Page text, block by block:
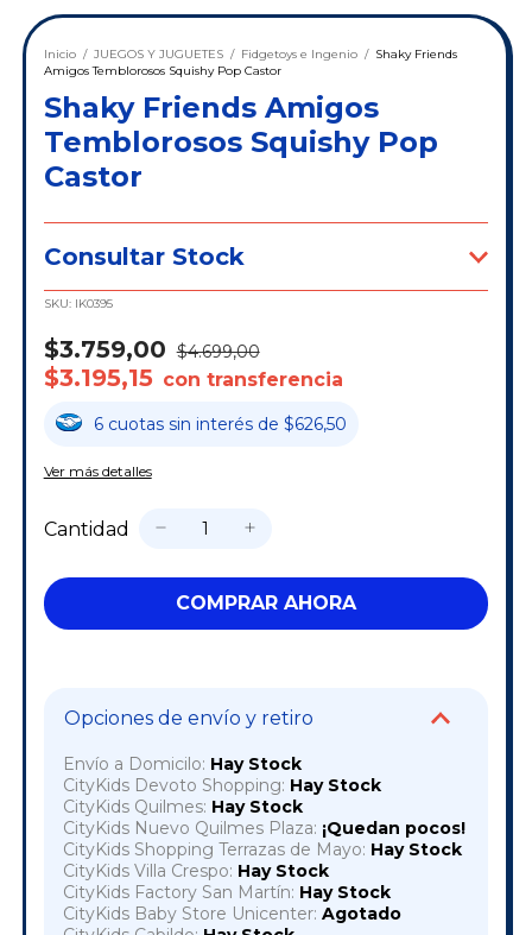
Inicio / JUEGOS Y JUGUETES / Fidgetoys e Ingenio / Shaky Friends
Amigos Temblorosos Squishy Pop Castor
Shaky Friends Amigos
Temblorosos Squishy Pop
Castor
Consultar Stock
SKU: IK0395
$3.759,00 $4.699,00
$3.195,15 con transferencia
6 cuotas sin interés de $626,50
Ver más detalles
Cantidad
Opciones de envío y retiro
Envío a Domicilo: Hay Stock
CityKids Devoto Shopping: Hay Stock
CityKids Quilmes: Hay Stock
CityKids Nuevo Quilmes Plaza: ¡Quedan pocos!
CityKids Shopping Terrazas de Mayo: Hay Stock
CityKids Villa Crespo: Hay Stock
CityKids Factory San Martín: Hay Stock
CityKids Baby Store Unicenter: Agotado